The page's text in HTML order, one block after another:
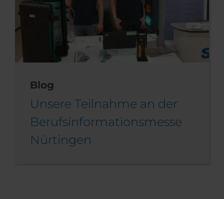
Blog
Unsere Teilnahme an der
Berufsinformationsmesse
Nürtingen